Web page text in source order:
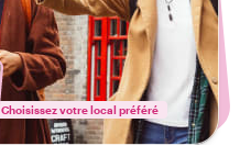
Choisissez votre local préféré